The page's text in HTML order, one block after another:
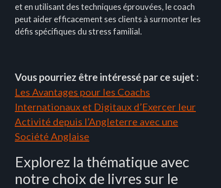
et en utilisant des techniques éprouvées, le coach
peut aider efficacement ses clients à surmonter les
défis spécifiques du stress familial.
Vous pourriez être intéressé par ce sujet :
Les Avantages pour les Coachs
Internationaux et Digitaux d’Exercer leur
Activité depuis l’Angleterre avec une
Société Anglaise
Explorez la thématique avec
notre choix de livres sur le